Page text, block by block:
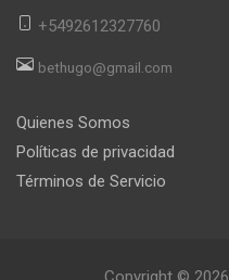
+5492612327760
bethugo@gmail.com
Quienes Somos
Políticas de privacidad
Términos de Servicio